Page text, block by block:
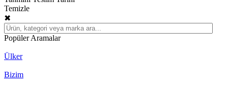
Temizle
✖
Popüler Aramalar
Ülker
Bizim